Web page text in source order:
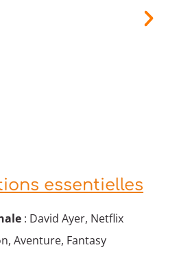
essentielles
: David Ayer, Netflix
Aventure, Fantasy